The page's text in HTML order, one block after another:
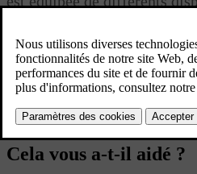
Mis à jour 02/07/2025
Votre voiture dispose de multiples
de l'air. Certains sont passives,
l'écran central.
Cela vous a-t-il aidé ?